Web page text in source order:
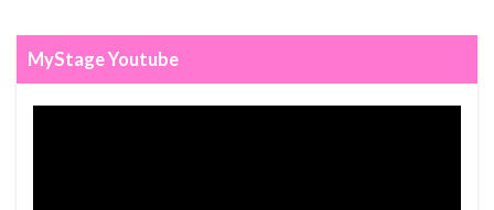
MyStage Youtube
Video